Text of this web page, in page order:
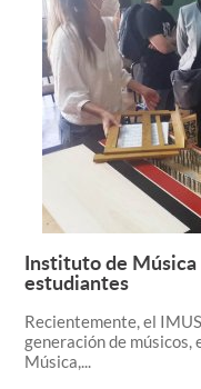
English
Instituto de Música
estudiantes
Recientemente, el
generación de músicos,
Música,...